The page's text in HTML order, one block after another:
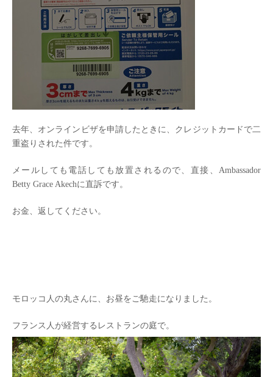
去年、オンラインビザを申請したときに、クレジットカードで二
重盗りされた件です。
メールしても電話しても放置されるので、直接、Ambassador
Betty Grace Akechに直訴です。
お金、返してください。
モロッコ人の丸さんに、お昼をご馳走になりました。
フランス人が経営するレストランの庭で。